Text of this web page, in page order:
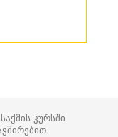
კურსში